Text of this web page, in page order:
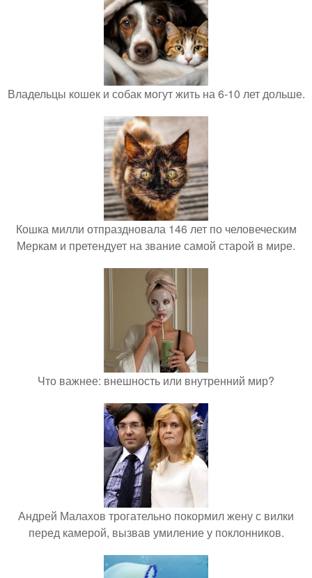
Владельцы кошек и собак могут жить на 6-10 лет дольше.
Кошка милли отпраздновала 146 лет по человеческим
Меркам и претендует на звание самой старой в мире.
Что важнее: внешность или внутренний мир?
Андрей Малахов трогательно покормил жену с вилки
перед камерой, вызвав умиление у поклонников.